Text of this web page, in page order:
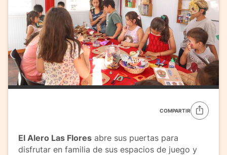
COMPARTIR
El Alero Las Flores abre sus puertas para
disfrutar en familia de sus espacios de juego y